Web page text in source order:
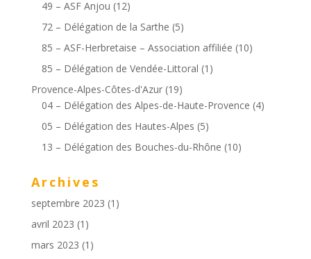
49 – ASF Anjou (12)
72 – Délégation de la Sarthe (5)
85 – ASF-Herbretaise – Association affiliée (10)
85 – Délégation de Vendée-Littoral (1)
Provence-Alpes-Côtes-d'Azur(19)
04 – Délégation des Alpes-de-Haute-Provence (4)
05 – Délégation des Hautes-Alpes (5)
13 – Délégation des Bouches-du-Rhône (10)
Archives
septembre 2023 (1)
avril 2023 (1)
mars 2023 (1)